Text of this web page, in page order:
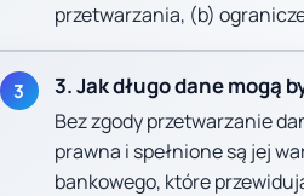
przetwarzania, (b)
3 3. Jak długo dane mogą
Bez zgody przetwarzanie
prawna i spełnione są jej
bankowego, które